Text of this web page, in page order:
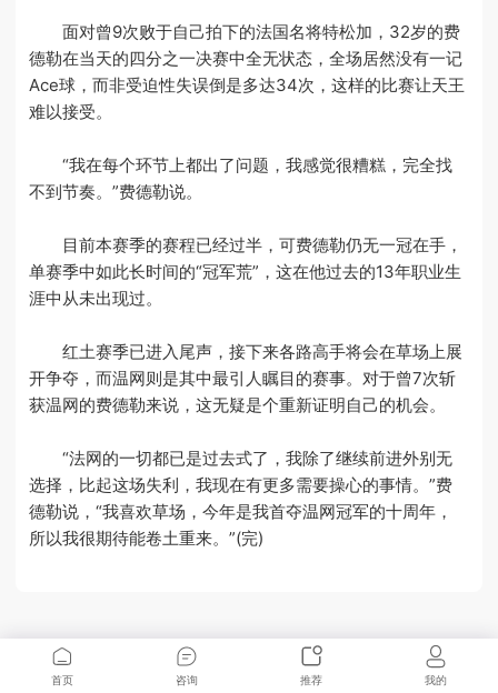
面对曾9次败于自己拍下的法国名将特松加，32岁的费
德勒在当天的四分之一决赛中全无状态，全场居然没有一记
Ace球，而非受迫性失误倒是多达34次，这样的比赛让天王
难以接受。
“我在每个环节上都出了问题，我感觉很糟糕，完全找
不到节奏。”费德勒说。
目前本赛季的赛程已经过半，可费德勒仍无一冠在手，
单赛季中如此长时间的“冠军荒”，这在他过去的13年职业生
涯中从未出现过。
红土赛季已进入尾声，接下来各路高手将会在草场上展
开争夺，而温网则是其中最引人瞩目的赛事。对于曾7次斩
获温网的费德勒来说，这无疑是个重新证明自己的机会。
“法网的一切都已是过去式了，我除了继续前进外别无
选择，比起这场失利，我现在有更多需要操心的事情。”费
德勒说，“我喜欢草场，今年是我首夺温网冠军的十周年，
所以我很期待能卷土重来。”(完)
首页 咨询 推荐 我的